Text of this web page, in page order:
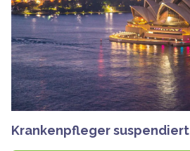
Krankenpfleger suspendiert